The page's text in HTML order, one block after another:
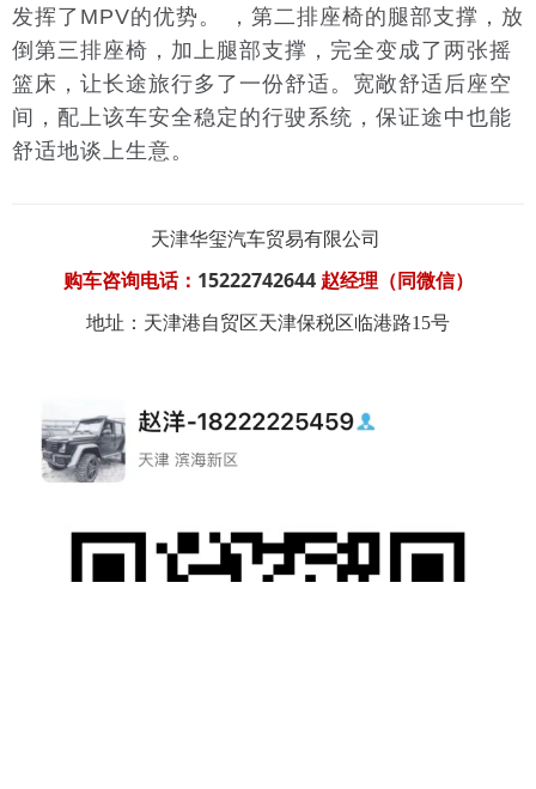
发挥了MPV的优势。 ，第二排座椅的腿部支撑，放
倒第三排座椅，加上腿部支撑，完全变成了两张摇
篮床，让长途旅行多了一份舒适。宽敞舒适后座空
间，配上该车安全稳定的行驶系统，保证途中也能
舒适地谈上生意。
天津华玺汽车贸易有限公司
购车咨询电话： 15222742644赵经理（同微信）
地址：天津港自贸区天津保税区临港路15号